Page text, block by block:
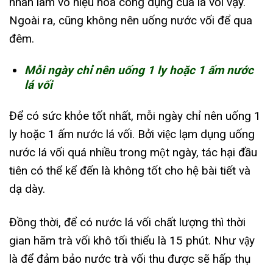
Ngoài ra, cũng không nên uống nước vối để qua
đêm.
Mỗi ngày chỉ nên uống 1 ly hoặc 1 ấm nước
lá vối
Để có sức khỏe tốt nhất, mỗi ngày chỉ nên uống 1
ly hoặc 1 ấm nước lá vối. Bởi việc lạm dụng uống
nước lá vối quá nhiều trong một ngày, tác hại đầu
tiên có thể kể đến là không tốt cho hệ bài tiết và
dạ dày.
Đồng thời, để có nước lá vối chất lượng thì thời
gian hãm trà vối khô tối thiểu là 15 phút. Như vậy
là để đảm bảo nước trà vối thu được sẽ hấp thụ